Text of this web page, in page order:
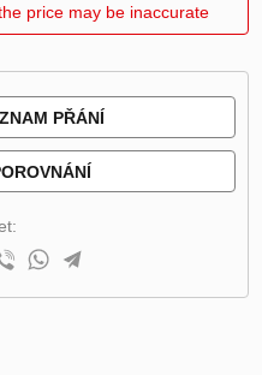
price may be inaccurate
PŘÁNÍ